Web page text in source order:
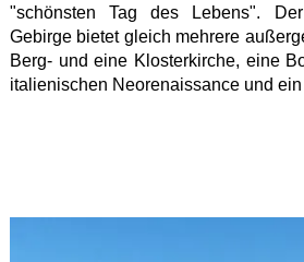
"schönsten Tag des Lebens".
Gebirge bietet gleich mehrere
Berg- und eine Klosterkirche, eine
italienischen Neorenaissance und